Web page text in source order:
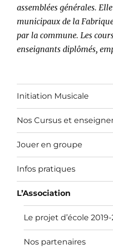
assemblées générales.
municipaux de la
par la commune. Les
enseignants diplômés,
Initiation Musicale
Nos Cursus et
Jouer en groupe
Infos pratiques
L’Association
Le projet d’école
Nos partenaires